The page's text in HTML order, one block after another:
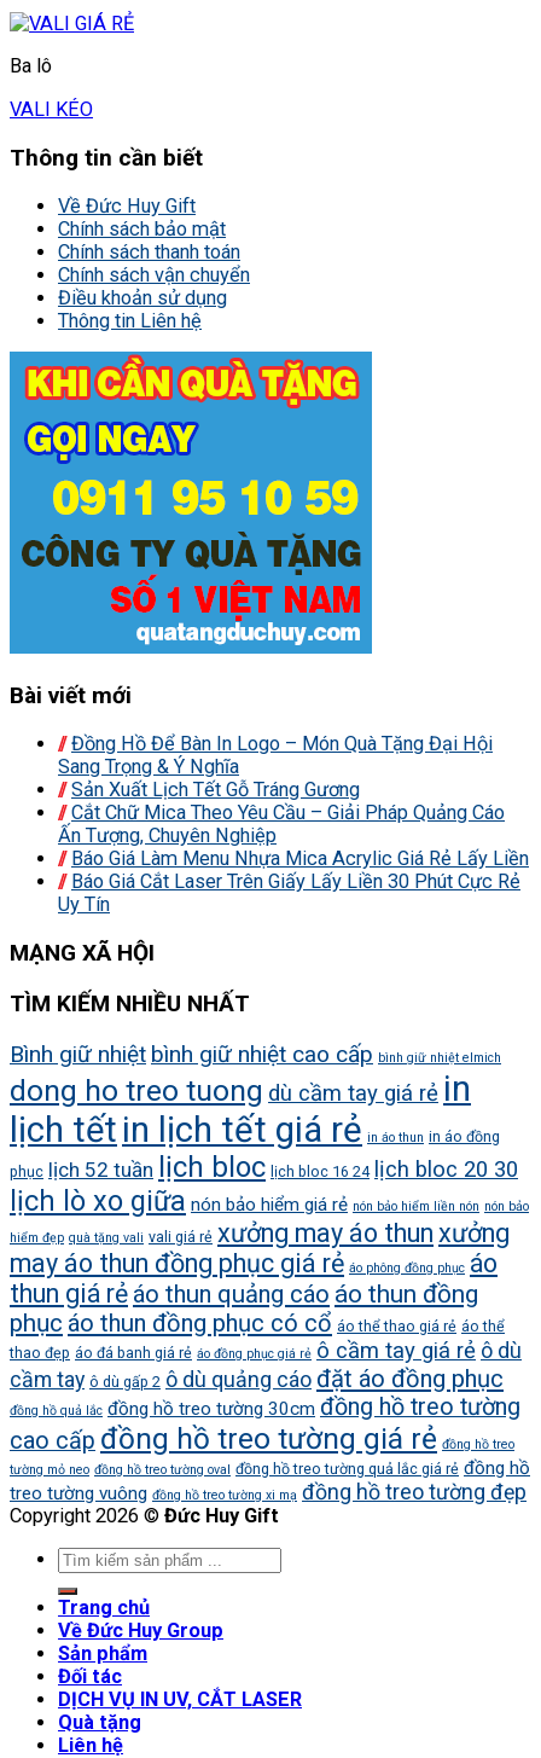
Ba lô
VALI KÉO
Thông tin cần biết
Về Đức Huy Gift
Chính sách bảo mật
Chính sách thanh toán
Chính sách vận chuyển
Điều khoản sử dụng
Thông tin Liên hệ
Bài viết mới
Đồng Hồ Để Bàn In Logo – Món Quà Tặng Đại Hội
Sang Trọng & Ý Nghĩa
Sản Xuất Lịch Tết Gỗ Tráng Gương
Cắt Chữ Mica Theo Yêu Cầu – Giải Pháp Quảng Cáo
Ấn Tượng, Chuyên Nghiệp
Báo Giá Làm Menu Nhựa Mica Acrylic Giá Rẻ Lấy Liền
Báo Giá Cắt Laser Trên Giấy Lấy Liền 30 Phút Cực Rẻ
Uy Tín
MẠNG XÃ HỘI
TÌM KIẾM NHIỀU NHẤT
Bình giữ nhiệt bình giữ nhiệt cao cấp bình giữ nhiệt elmich
dong ho treo tuong dù cầm tay giá rẻ in
lịch tết in lịch tết giá rẻ in áo thun in áo đồng
phục lịch 52 tuần lịch bloc lịch bloc 16 24 lịch bloc 20 30
lịch lò xo giữa nón bảo hiểm giá rẻ nón bảo hiểm liền nón nón bảo
hiểm đẹp quà tặng vali vali giá rẻ xưởng may áo thun xưởng
may áo thun đồng phục giá rẻ áo phông đồng phục áo
thun giá rẻ áo thun quảng cáo áo thun đồng
phục áo thun đồng phục có cổ áo thể thao giá rẻ áo thể
thao đẹp áo đá banh giá rẻ áo đồng phục giá rẻ ô cầm tay giá rẻ ô dù
cầm tay ô dù gấp 2 ô dù quảng cáo đặt áo đồng phục
đồng hồ quả lắc đồng hồ treo tường 30cm đồng hồ treo tường
cao cấp đồng hồ treo tường giá rẻ đồng hồ treo
tường mỏ neo đồng hồ treo tường oval đồng hồ treo tường quả lắc giá rẻ đồng hồ
treo tường vuông đồng hồ treo tường xi mạ đồng hồ treo tường đẹp
Copyright 2026 © Đức Huy Gift
Trang chủ
Về Đức Huy Group
Sản phẩm
Đối tác
DỊCH VỤ IN UV, CẮT LASER
Quà tặng
Liên hệ